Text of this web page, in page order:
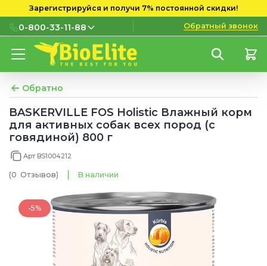
Зарегистрируйся и получи 7% постоянной скидки!
0-800-33-11-88
0-800-33-11-88
мобильных номеров
(097) 133 11 88
(095) 133 11 88
(073) 133 11 88
Обратный звонок
Обратно
BASKERVILLE FOS Holistic Влажный корм
для активных собак всех пород (с
говядиной) 800 г
Арт BS1004212
(0 Отзывов) В наличии
-5%